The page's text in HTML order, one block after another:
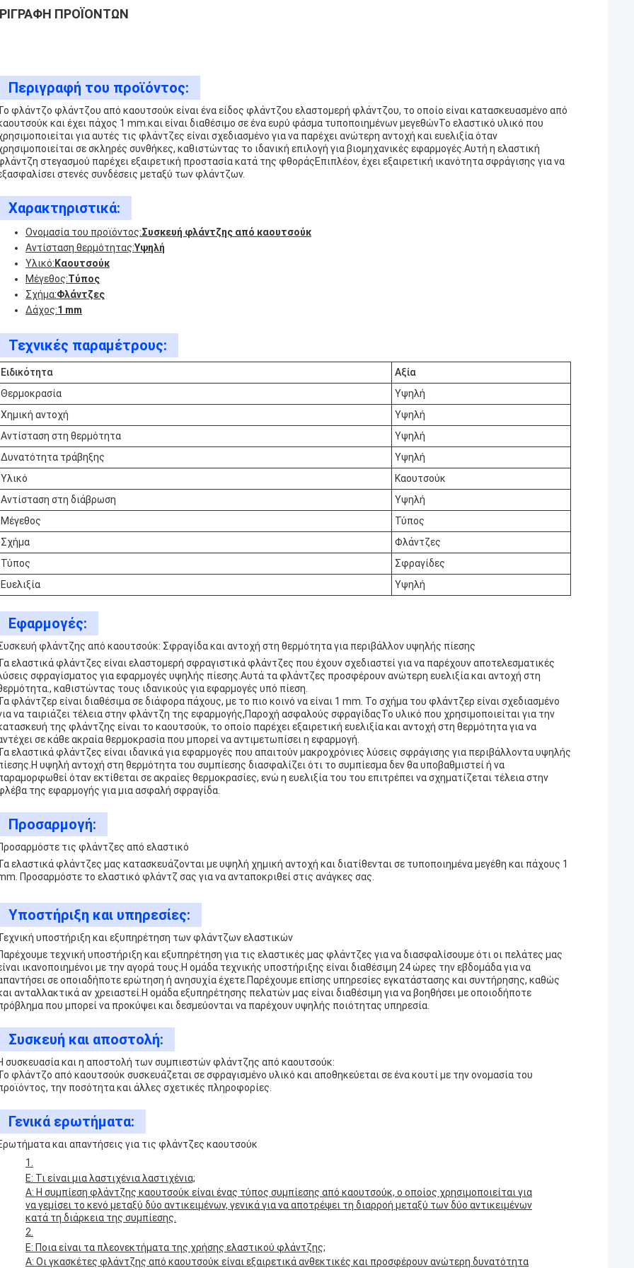
ΠΡΟΪΌΝΤΩΝ
Περιγραφή του προϊόντος:
φλάντζο φλάντζου από καουτσούκ είναι ένα είδος φλάντζου ελαστομερή φλάντζου, το οποίο είναι κατασκευασμένο από
και έχει πάχος 1 mm.και είναι διαθέσιμο σε ένα ευρύ φάσμα τυποποιημένων μεγεθώνΤο ελαστικό υλικό που
για αυτές τις φλάντζες είναι σχεδιασμένο για να παρέχει ανώτερη αντοχή και ευελιξία όταν
σε σκληρές συνθήκες, καθιστώντας το ιδανική επιλογή για βιομηχανικές εφαρμογές.Αυτή η ελαστική
στεγασμού παρέχει εξαιρετική προστασία κατά της φθοράςΕπιπλέον, έχει εξαιρετική ικανότητα σφράγισης για να
στενές συνδέσεις μεταξύ των φλάντζων.
Χαρακτηριστικά:
Ονομασία του προϊόντος:Συσκευή φλάντζης από καουτσούκ
Αντίσταση θερμότητας:Υψηλή
Υλικό: Καουτσούκ
Μέγεθος:Τύπος
Σχήμα:Φλάντζες
Δάχος:1 mm
Τεχνικές παραμέτρους:
Ειδικότητα
Αξία
Θερμοκρασία
Υψηλή
Χημική αντοχή
Υψηλή
Αντίσταση στη θερμότητα
Υψηλή
Δυνατότητα τράβηξης
Υψηλή
Υλικό
Καουτσούκ
Αντίσταση στη διάβρωση
Υψηλή
Μέγεθος
Τύπος
Σχήμα
Φλάντζες
Τύπος
Σφραγίδες
Ευελιξία
Υψηλή
Εφαρμογές:
φλάντζης από καουτσούκ: Σφραγίδα και αντοχή στη θερμότητα για περιβάλλον υψηλής πίεσης
ελαστικά φλάντζες είναι ελαστομερή σφραγιστικά φλάντζες που έχουν σχεδιαστεί για να παρέχουν αποτελεσματικές
σφραγίσματος για εφαρμογές υψηλής πίεσης.Αυτά τα φλάντζες προσφέρουν ανώτερη ευελιξία και αντοχή στη
καθιστώντας τους ιδανικούς για εφαρμογές υπό πίεση.
φλάντζερ είναι διαθέσιμα σε διάφορα πάχους, με το πιο κοινό να είναι 1 mm. Το σχήμα του φλάντζερ είναι σχεδιασμένο
να ταιριάζει τέλεια στην φλάντζη της εφαρμογής,Παροχή ασφαλούς σφραγίδαςΤο υλικό που χρησιμοποιείται για την
της φλάντζης είναι το καουτσούκ, το οποίο παρέχει εξαιρετική ευελιξία και αντοχή στη θερμότητα για να
σε κάθε ακραία θερμοκρασία που μπορεί να αντιμετωπίσει η εφαρμογή.
ελαστικά φλάντζες είναι ιδανικά για εφαρμογές που απαιτούν μακροχρόνιες λύσεις σφράγισης για περιβάλλοντα υψηλής
υψηλή αντοχή στη θερμότητα του συμπίεσης διασφαλίζει ότι το συμπίεσμα δεν θα υποβαθμιστεί ή να
όταν εκτίθεται σε ακραίες θερμοκρασίες, ενώ η ευελιξία του του επιτρέπει να σχηματίζεται τέλεια στην
της εφαρμογής για μια ασφαλή σφραγίδα.
Προσαρμογή:
τις φλάντζες από ελαστικό
ελαστικά φλάντζες μας κατασκευάζονται με υψηλή χημική αντοχή και διατίθενται σε τυποποιημένα μεγέθη και πάχους 1
Προσαρμόστε το ελαστικό φλάντζ σας για να ανταποκριθεί στις ανάγκες σας.
Υποστήριξη και υπηρεσίες:
υποστήριξη και εξυπηρέτηση των φλάντζων ελαστικών
τεχνική υποστήριξη και εξυπηρέτηση για τις ελαστικές μας φλάντζες για να διασφαλίσουμε ότι οι πελάτες μας
ικανοποιημένοι με την αγορά τους.Η ομάδα τεχνικής υποστήριξης είναι διαθέσιμη 24 ώρες την εβδομάδα για να
σε οποιαδήποτε ερώτηση ή ανησυχία έχετε.Παρέχουμε επίσης υπηρεσίες εγκατάστασης και συντήρησης, καθώς
ανταλλακτικά αν χρειαστεί.Η ομάδα εξυπηρέτησης πελατών μας είναι διαθέσιμη για να βοηθήσει με οποιοδήποτε
που μπορεί να προκύψει και δεσμεύονται να παρέχουν υψηλής ποιότητας υπηρεσία.
Συσκευή και αποστολή:
συσκευασία και η αποστολή των συμπιεστών φλάντζης από καουτσούκ:
φλάντζο από καουτσούκ συσκευάζεται σε σφραγισμένο υλικό και αποθηκεύεται σε ένα κουτί με την ονομασία του
την ποσότητα και άλλες σχετικές πληροφορίες.
Γενικά ερωτήματα:
και απαντήσεις για τις φλάντζες καουτσούκ
Ε: Τι είναι μια λαστιχένια λαστιχένια;
Α: Η συμπίεση φλάντζης καουτσούκ είναι ένας τύπος συμπίεσης από καουτσούκ, ο οποίος χρησιμοποιείται για
να γεμίσει το κενό μεταξύ δύο αντικειμένων, γενικά για να αποτρέψει τη διαρροή μεταξύ των δύο αντικειμένων
κατά τη διάρκεια της συμπίεσης.
Ε: Ποια είναι τα πλεονεκτήματα της χρήσης ελαστικού φλάντζης;
Α: Οι γκασκέτες φλάντζης από καουτσούκ είναι εξαιρετικά ανθεκτικές και προσφέρουν ανώτερη δυνατότητα